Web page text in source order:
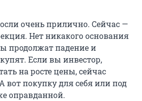
очень прилично. Сейчас —
Нет никакого основания
продолжат падение и
Если вы инвестор,
на росте цены, сейчас
вот покупку для себя или под
оправданной.